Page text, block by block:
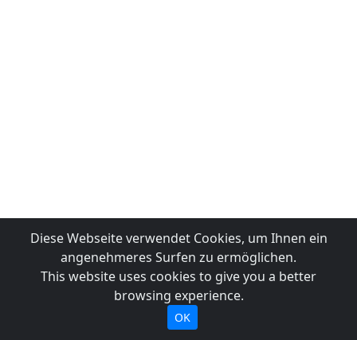
Diese Webseite verwendet Cookies, um Ihnen ein
angenehmeres Surfen zu ermöglichen.
This website uses cookies to give you a better
browsing experience.
OK